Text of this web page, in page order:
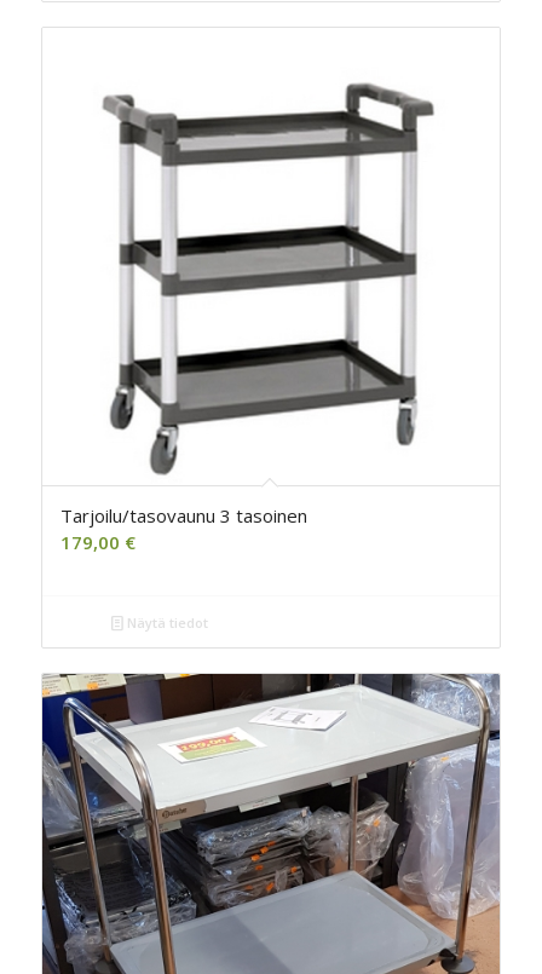
Tarjoilu/tasovaunu 3 tasoinen
179,00 €
Näytä tiedot